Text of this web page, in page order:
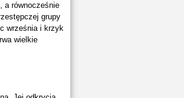
a równocześnie
grupy
września i krzyk
wielkie